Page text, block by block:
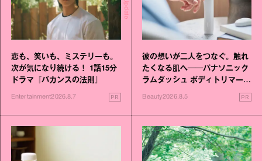
恋も、笑いも、ミステリーも。
次が気になり続ける！ 1話15分
ドラマ『バカンスの法則』
Entertainment2026.8.7 PR
彼の想いが二人をつなぐ。触れ
たくなる肌へ──パナソニック
ラムダッシュ ボディトリマーが
進化！
Beauty2026.8.5 PR